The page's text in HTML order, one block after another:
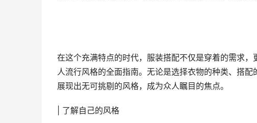
在这个充满特点的时代，服装搭配不仅是穿着的需求
人流行风格的全面指南。无论是选择衣物的种类、搭
展现出无可挑剔的风格，成为众人瞩目的焦点。
| 了解自己的风格